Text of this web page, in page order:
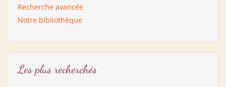
Recherche avancée
Notre bibliothèque
Les plus recherchés